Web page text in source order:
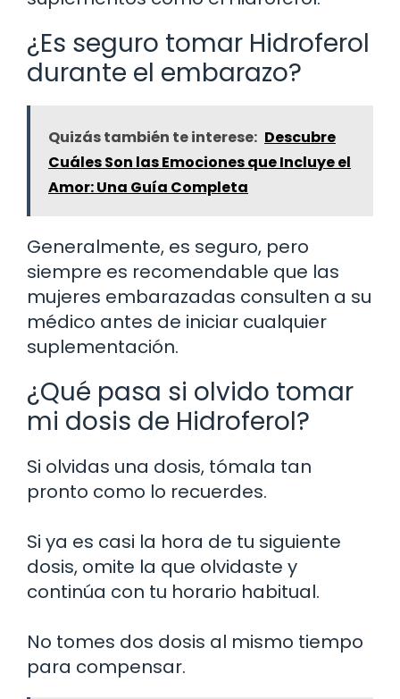
¿Es seguro tomar Hidroferol
durante el embarazo?
Quizás también te interese: Descubre
Cuáles Son las Emociones que Incluye el
Amor: Una Guía Completa
Generalmente, es seguro, pero
siempre es recomendable que las
mujeres embarazadas consulten a su
médico antes de iniciar cualquier
suplementación.
¿Qué pasa si olvido tomar
mi dosis de Hidroferol?
Si olvidas una dosis, tómala tan
pronto como lo recuerdes.
Si ya es casi la hora de tu siguiente
dosis, omite la que olvidaste y
continúa con tu horario habitual.
No tomes dos dosis al mismo tiempo
para compensar.